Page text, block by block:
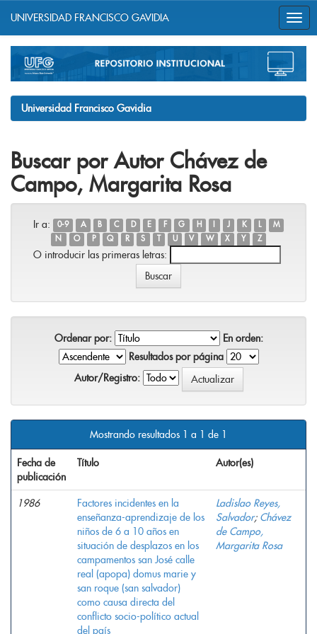
navigation
UNIVERSIDAD FRANCISCO GAVIDIA
Universidad Francisco Gavidia
Buscar por Autor Chávez de
Campo, Margarita Rosa
Ir a: 0-9 A B C D E F G H J K L
M
N
O P Q R S U V W X Y Z
O introducir las primeras letras:
Ordenar por:
En orden:
Resultados por página
Autor/Registro:
Mostrando resultados 1 a 1 de 1
Fecha de
publicación
Título Autor(es)
1986
Factores incidentes en la
enseñanza-aprendizaje de los
niños de 6 a 10 años en
situación de desplazos en los
campamentos san José calle
real (apopa) domus marie y
san roque (san salvador)
como causa directa del
conflicto socio-político actual
del país
Ladislao Reyes,
Salvador; Chávez
de Campo,
Margarita Rosa